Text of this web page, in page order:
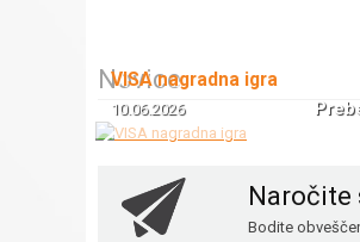
Novice
VISA nagradna igra
10.06.2026
Naročite
Bodite